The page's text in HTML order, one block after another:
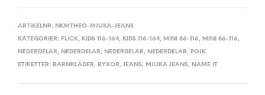
ARTIKELNR: NKMTHEO-MJUKA-JEANS
KATEGORIER: FLICK, KIDS 116-164, KIDS 116-164, MINI 86-116, MINI 86-116,
NEDERDELAR, NEDERDELAR, NEDERDELAR, NEDERDELAR, POJK
ETIKETTER: BARNKLÄDER, BYXOR, JEANS, MJUKA JEANS, NAME IT